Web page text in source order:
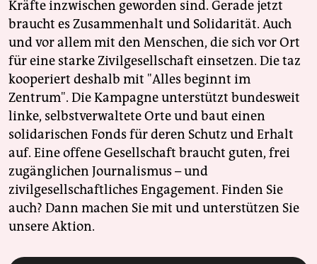
Kräfte inzwischen geworden sind. Gerade jetzt
braucht es Zusammenhalt und Solidarität. Auch
und vor allem mit den Menschen, die sich vor Ort
für eine starke Zivilgesellschaft einsetzen. Die taz
kooperiert deshalb mit "Alles beginnt im
Zentrum". Die Kampagne unterstützt bundesweit
linke, selbstverwaltete Orte und baut einen
solidarischen Fonds für deren Schutz und Erhalt
auf. Eine offene Gesellschaft braucht guten, frei
zugänglichen Journalismus – und
zivilgesellschaftliches Engagement. Finden Sie
auch? Dann machen Sie mit und unterstützen Sie
unsere Aktion.